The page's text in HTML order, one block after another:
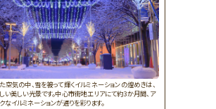
空気の中、雪を被って輝くイルミネーションの煌めきは、
い美しい光景です。中心市街地エリアにて約3か月間、ア
なイルミネーションが通りを彩ります。